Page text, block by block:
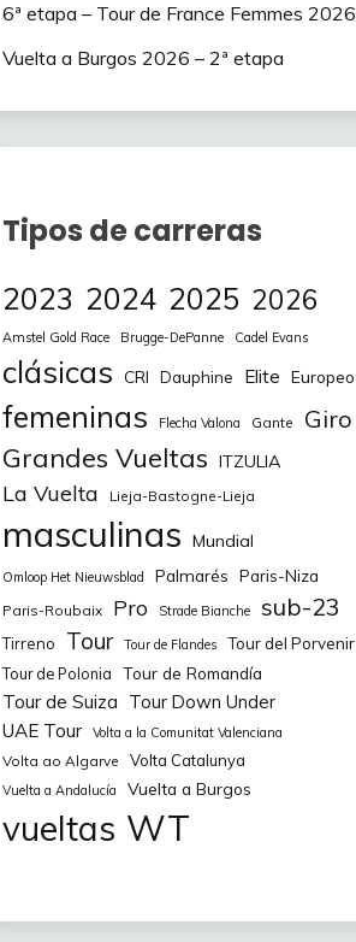
6ª etapa – Tour de France Femmes 2026
Vuelta a Burgos 2026 – 2ª etapa
Tipos de carreras
2023 2024 2025 2026
Amstel Gold Race Brugge-DePanne Cadel Evans
clásicas CRI Dauphine Elite Europeo
femeninas Flecha Valona Gante Giro
Grandes Vueltas ITZULIA
La Vuelta Lieja-Bastogne-Lieja
masculinas Mundial
Omloop Het Nieuwsblad Palmarés Paris-Niza
Paris-Roubaix Pro Strade Bianche sub-23
Tirreno Tour Tour de Flandes
Tour del Porvenir
Tour de Polonia
Tour de Romandía
Tour de Suiza Tour Down Under
UAE Tour
Volta a la Comunitat Valenciana
Volta ao Algarve Volta Catalunya
Vuelta a Andalucía Vuelta a Burgos
vueltas WT